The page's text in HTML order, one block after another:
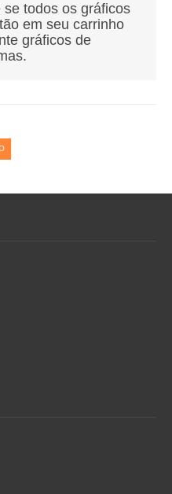
se todos os gráficos
em seu carrinho
gráficos de